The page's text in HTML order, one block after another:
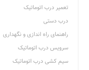
تعمیر درب اتوماتیک
درب دستی
راهنمای راه اندازی و نگهداری
سرویس درب اتوماتیک
سیم کشی درب اتوماتیک